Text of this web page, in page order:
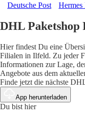
Deutsche Post Hermes
DHL
Hier findest Du eine
Filialen in Ilfeld. Zu jeder
Informationen zur Lage,
Angebote aus dem
Finde jetzt die nächste
App herunterladen
Du bist hier